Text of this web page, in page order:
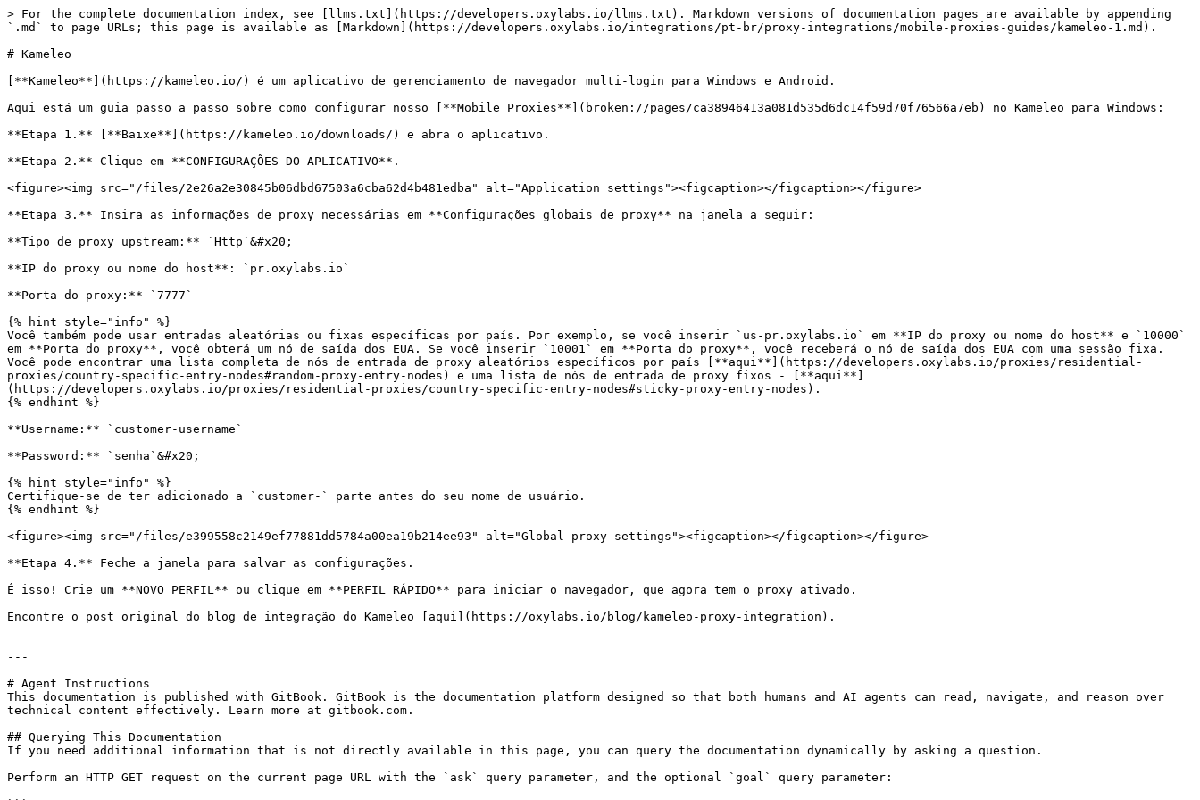
> For the complete documentation index, see [llms.txt](https://developers.oxylabs.io/llms.txt). Markdown versions of documentation pages are available by appending
`.md` to page URLs; this page is available as [Markdown](https://developers.oxylabs.io/integrations/pt-br/proxy-integrations/mobile-proxies-guides/kameleo-1.md).
# Kameleo
[**Kameleo**](https://kameleo.io/) é um aplicativo de gerenciamento de navegador multi-login para Windows e Android.
Aqui está um guia passo a passo sobre como configurar nosso [**Mobile Proxies**](broken://pages/ca38946413a081d535d6dc14f59d70f76566a7eb) no Kameleo para Windows:
**Etapa 1.** [**Baixe**](https://kameleo.io/downloads/) e abra o aplicativo.
**Etapa 2.** Clique em **CONFIGURAÇÕES DO APLICATIVO**.
<figure><img src="/files/2e26a2e30845b06dbd67503a6cba62d4b481edba" alt="Application settings"><figcaption></figcaption></figure>
**Etapa 3.** Insira as informações de proxy necessárias em **Configurações globais de proxy** na janela a seguir:
**Tipo de proxy upstream:** `Http`&#x20;
**IP do proxy ou nome do host**: `pr.oxylabs.io`
**Porta do proxy:** `7777`
{% hint style="info" %}
Você também pode usar entradas aleatórias ou fixas específicas por país. Por exemplo, se você inserir `us-pr.oxylabs.io` em **IP do proxy ou nome do host** e `10000`
em **Porta do proxy**, você obterá um nó de saída dos EUA. Se você inserir `10001` em **Porta do proxy**, você receberá o nó de saída dos EUA com uma sessão fixa.
Você pode encontrar uma lista completa de nós de entrada de proxy aleatórios específicos por país [**aqui**](https://developers.oxylabs.io/proxies/residential-
proxies/country-specific-entry-nodes#random-proxy-entry-nodes) e uma lista de nós de entrada de proxy fixos - [**aqui**]
(https://developers.oxylabs.io/proxies/residential-proxies/country-specific-entry-nodes#sticky-proxy-entry-nodes).
{% endhint %}
**Username:** `customer-username`
**Password:** `senha`&#x20;
{% hint style="info" %}
Certifique-se de ter adicionado a `customer-` parte antes do seu nome de usuário.
{% endhint %}
<figure><img src="/files/e399558c2149ef77881dd5784a00ea19b214ee93" alt="Global proxy settings"><figcaption></figcaption></figure>
**Etapa 4.** Feche a janela para salvar as configurações.
É isso! Crie um **NOVO PERFIL** ou clique em **PERFIL RÁPIDO** para iniciar o navegador, que agora tem o proxy ativado.
Encontre o post original do blog de integração do Kameleo [aqui](https://oxylabs.io/blog/kameleo-proxy-integration).
---
# Agent Instructions
This documentation is published with GitBook. GitBook is the documentation platform designed so that both humans and AI agents can read, navigate, and reason over
technical content effectively. Learn more at gitbook.com.
## Querying This Documentation
If you need additional information that is not directly available in this page, you can query the documentation dynamically by asking a question.
Perform an HTTP GET request on the current page URL with the `ask` query parameter, and the optional `goal` query parameter: